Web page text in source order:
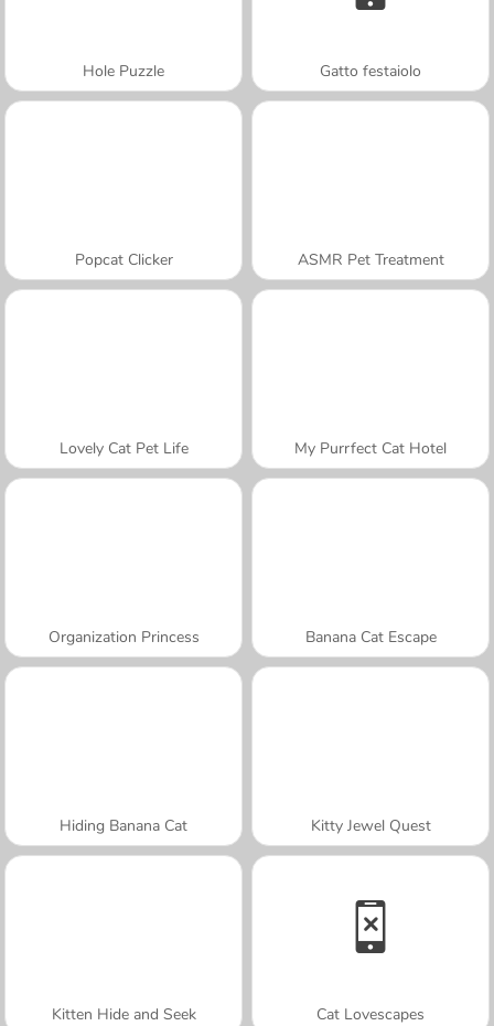
Hole Puzzle Gatto festaiolo
Popcat Clicker ASMR Pet Treatment
Lovely Cat Pet Life My Purrfect Cat Hotel
Organization Princess Banana Cat Escape
Hiding Banana Cat Kitty Jewel Quest
Kitten Hide and Seek Cat Lovescapes